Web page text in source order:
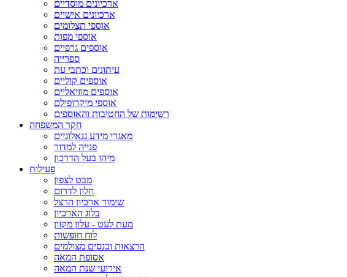
ארכיונים מוסדיים
ארכיונים אישיים
אוספי תצלומים
אוספי מפות
אוספים גרפיים
ספרייה
עיתונים וכתבי עת
אוספים קוליים
אוספים מוזיאליים
אוספי מיקרופילם
רשימות של החטיבות והאוספים
חקר המשפחה
מאגרי מידע גנאלוגיים
פנייה למדור
מיהו בעל הדרכון
פעילות
מבט לצפון
חלון לדרום
שימור ארכיון הרצל
בלוג הארכיון
מעת לעט - עלון מקוון
לוח חופשות
הרצאות וכנסים מצולמים
אסופת המאה
אירועי שנת המאה